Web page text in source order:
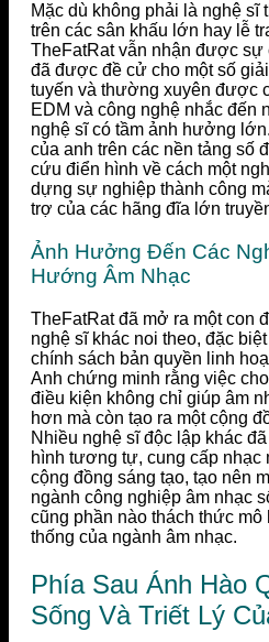
Mặc dù không phải là nghệ sĩ
trên các sân khấu lớn hay lễ
TheFatRat vẫn nhận được sự
đã được đề cử cho một số
tuyến và thường xuyên được
EDM và công nghệ nhắc đến
nghệ sĩ có tầm ảnh hưởng
của anh trên các nền tảng số
cứu điển hình về cách một
dựng sự nghiệp thành công
trợ của các hãng đĩa lớn
Ảnh Hưởng Đến Các
Hướng Âm Nhạc
TheFatRat đã mở ra một con
nghệ sĩ khác noi theo, đặc
chính sách bản quyền linh
Anh chứng minh rằng việc
điều kiện không chỉ giúp âm
hơn mà còn tạo ra một cộng
Nhiều nghệ sĩ độc lập khác
hình tương tự, cung cấp nhạc
cộng đồng sáng tạo, tạo nên
ngành công nghiệp âm nhạc
cũng phần nào thách thức mô
thống của ngành âm nhạc.
Phía Sau Ánh Hào
Sống Và Triết Lý